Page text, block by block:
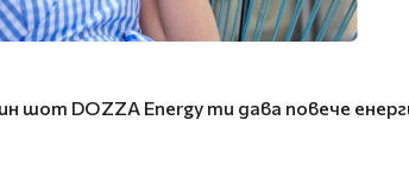
шот DOZZA Energy ти дава повече